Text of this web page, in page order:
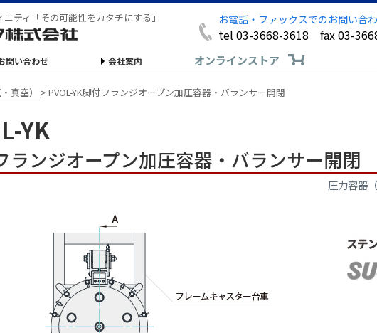
ティ「その可能性をカタチにする」 お電話・ファックスでのお問い合
tel 03-3668-3618 fax 03-
問い合わせ 会社案内 オンラインストア
真空） > PVOL-YK脚付フランジオープン加圧容器・バランサー開閉
YK
ランジオープン加圧容器・バランサー開閉
圧力容器